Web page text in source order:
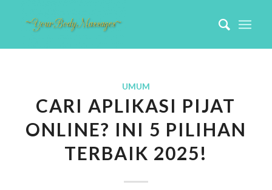
UMUM
CARI APLIKASI PIJAT
ONLINE? INI 5 PILIHAN
TERBAIK 2025!